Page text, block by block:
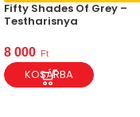
Fifty Shades Of Grey –
Testharisnya
8 000 Ft
KOSÁRBA